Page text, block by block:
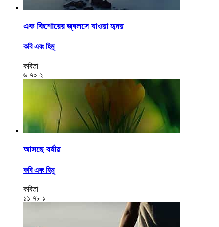
এক কিশোরের জ্বলসে যাওয়া হৃদয়
কবি এবং হিমু
কবিতা
৬ ৭০ ২
আসছে বর্ষায়
কবি এবং হিমু
কবিতা
১১ ৭৮ ১